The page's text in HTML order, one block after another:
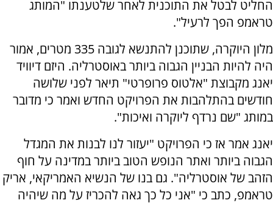
החליט לבטל את התוכנית לאחר שלטענתו "המותג
טראמפ הפך לרעיל".
מלון היוקרה, שתוכנן להתנשא לגובה 335 מטרים, אמור
היה להיות הבניין הגבוה ביותר באוסטרליה. היזם דיוויד
יאנג מקבוצת "אלטוס פרופרטי" תיאר לפני שלושה
חודשים בהתלהבות את הפרויקט החדש ואמר כי מדובר
במותג "שם נרדף ליוקרה ואיכות".
יאנג אמר אז כי הפרויקט "יעזור לנו לבנות את המגדל
הגבוה ביותר ואתר הנופש הטוב ביותר במדינה על חוף
הזהב של אוסטרליה". גם בנו של הנשיא האמריקאי, אריק
טראמפ, כתב כי "אני כל כך גאה להכריז על מה שיהיה